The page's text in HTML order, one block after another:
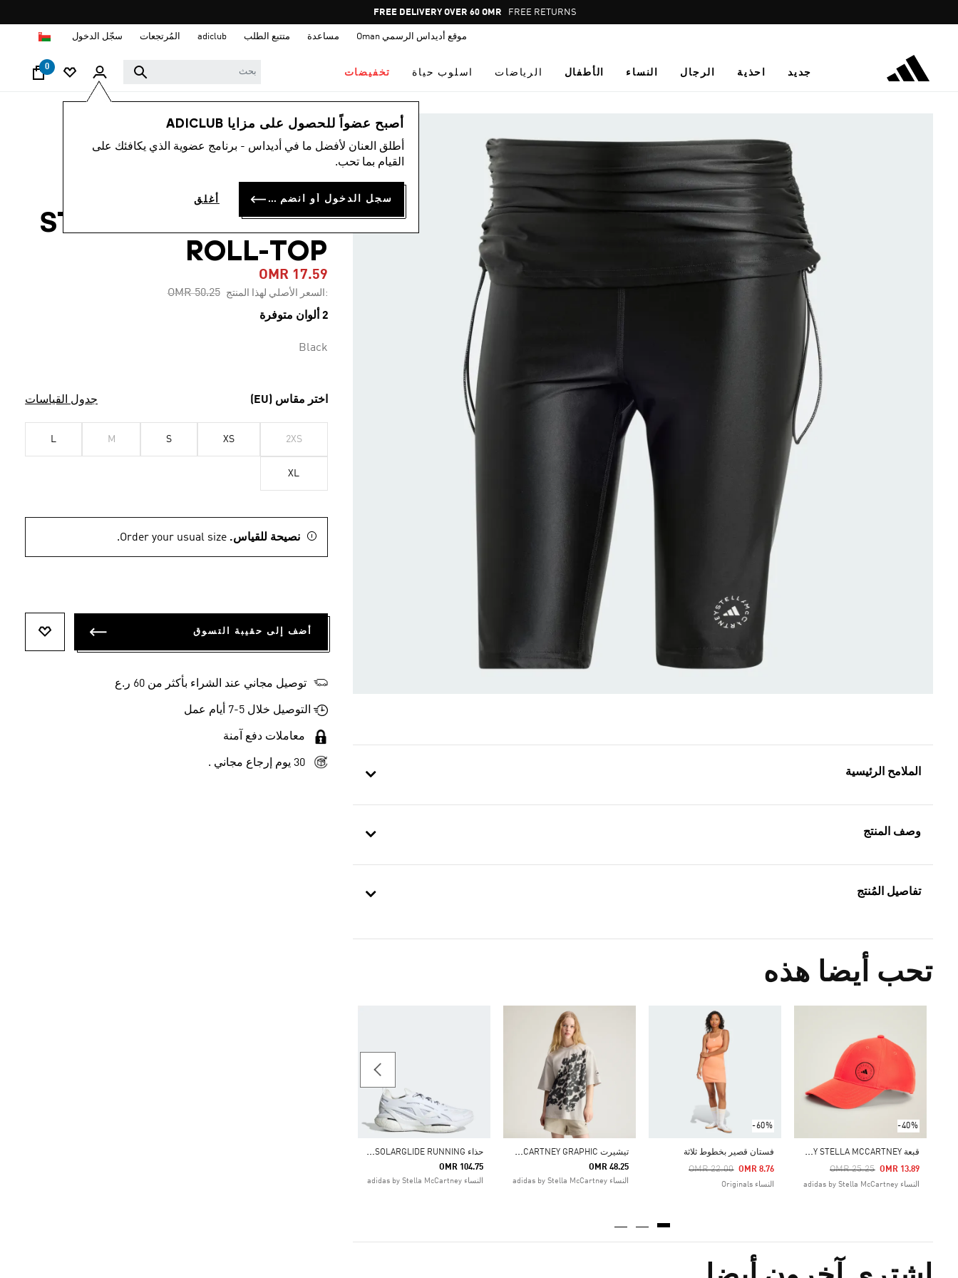
Pause
promotion
FREE DELIVERY OVER 60 OMR FREE RETURNS
موقع أديداس الرسمي Oman مساعدة متتبع الطلب adiclub المُرتجعات سجّل الدخول
جديد احذية الرجال النساء الأطفال الرياضات اسلوب حياة تخفيضات
0
أصبح عضواً للحصول على مزايا ADICLUB
أطلق العنان لأفضل ما في أديداس - برنامج عضوية الذي يكافئك على
القيام بما تحب.
سجل الدخول أو انضم الآن أغلق
الملامح الرئيسية
وصف المنتج
تفاصيل المُنتج
تحب أيضا هذه
-40%
ق
بعة ADIDAS BY STELLA MCCARTNEY
Price Reduced From
OMR 25.25
To OMR 13.89
النساء adidas by Stella McCartney
-60%
فستان قصير بخطوط ثلاثة
Price Reduced From
OMR 22.00
To OMR 8.76
النساء Originals
ت
يشيرت ADIDAS BY STELLA MCCARTNEY GRAPHIC
OMR 48.25
النساء adidas by Stella McCartney
ح
ذاء ADIDAS BY STELLA MCCARTNEY SOLARGLIDE RUNNING
OMR 104.75
النساء adidas by Stella McCartney
النساء ملابس
شورت ADIDAS BY
STELLA MCCARTNEY
ROLL-TOP
OMR 17.59
:السعر الأصلي لهذا المنتج Price reduced from
OMR 50.25
to
2 ألوان متوفرة
Black
اختر مقاس (EU) جدول القياسات
2XS
XS
S
M
L
XL
نصيحة للقياس.Order your usual size.
أضف إلى حقيبة التسوق
توصيل مجاني عند الشراء بأكثر من 60 ر.ع
التوصيل خلال 5-7 أيام عمل
معاملات دفع آمنة
30 يوم إرجاع مجاني .